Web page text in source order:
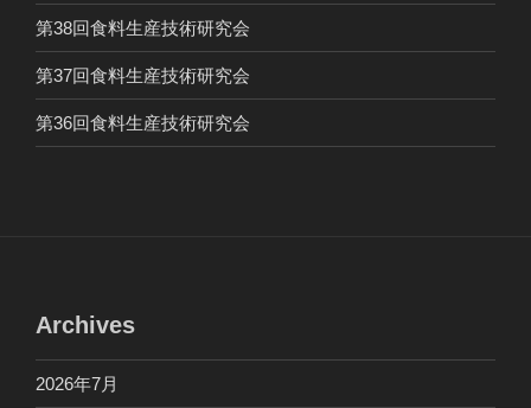
第38回食料生産技術研究会
第37回食料生産技術研究会
第36回食料生産技術研究会
Archives
2026年7月